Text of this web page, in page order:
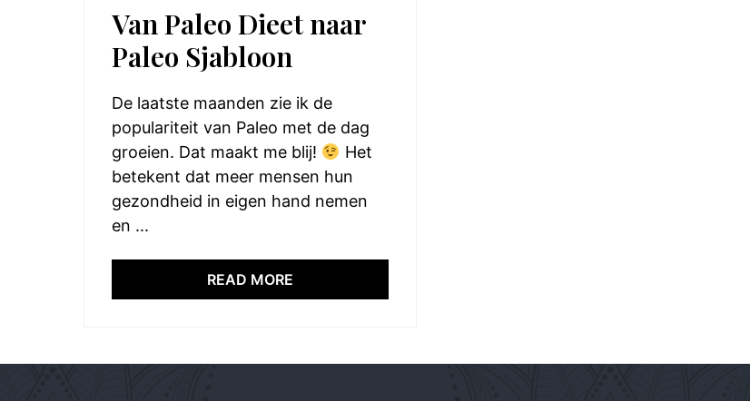
Van Paleo Dieet naar
Paleo Sjabloon
De laatste maanden zie ik de
populariteit van Paleo met de dag
groeien. Dat maakt me blij!
Het
betekent dat meer mensen hun
gezondheid in eigen hand nemen
en ...
READ MORE